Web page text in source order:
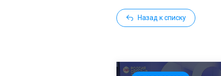
Назад к списку